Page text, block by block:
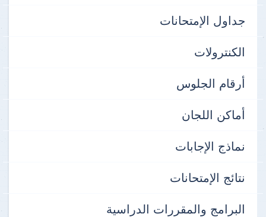
جداول الإمتحانات
الكنترولات
أرقام الجلوس
أماكن اللجان
نماذج الإجابات
نتائج الإمتحانات
البرامج والمقررات الدراسية